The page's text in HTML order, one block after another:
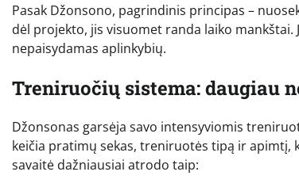
Pasak Džonsono, pagrindinis principas –
dėl projekto, jis visuomet randa laiko
nepaisydamas aplinkybių.
Treniruočių sistema: daugiau
Džonsonas garsėja savo intensyviomis
keičia pratimų sekas, treniruotės tipą ir
savaitė dažniausiai atrodo taip: